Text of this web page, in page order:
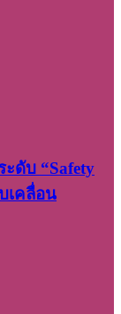
ดับ “Safety
เคลื่อน